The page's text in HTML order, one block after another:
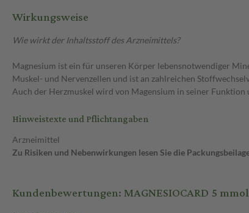
Wirkungsweise
Wie wirkt der Inhaltsstoff des Arzneimittels?
Magnesium ist ein für unseren Körper lebensnotwendiger
Muskel- und Nervenzellen und ist an zahlreichen
Auch der Herzmuskel wird von Magensium in seiner Funktion
Hinweistexte und Pflichtangaben
Arzneimittel
Zu Risiken und Nebenwirkungen lesen Sie die
Kundenbewertungen: MAGNESIOCARD 5